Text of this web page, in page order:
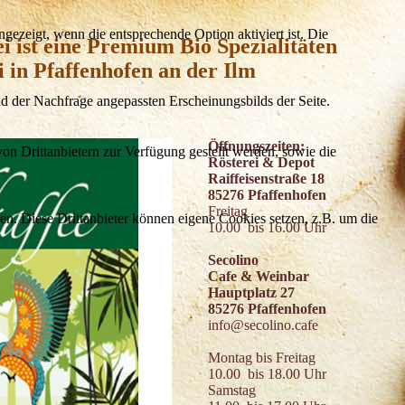
ist eine Premium Bio Spezialitäten
in Pfaffenhofen an der Ilm
Öffnungszeiten:
Rösterei & Depot
Raiffeisenstraße 18
85276 Pfaffenhofen
Freitag
10.00 bis 16.00 Uhr
Secolino
Cafe & Weinbar
Hauptplatz 27
85276 Pfaffenhofen
info@secolino.cafe
Montag bis Freitag
10.00 bis 18.00 Uhr
Samstag
wenn die entsprechende Option aktiviert ist. Die
Nachfrage angepassten Erscheinungsbilds der Seite.
Drittanbietern zur Verfügung gestellt werden, sowie die
Diese Drittanbieter können eigene Cookies setzen, z.B. um die